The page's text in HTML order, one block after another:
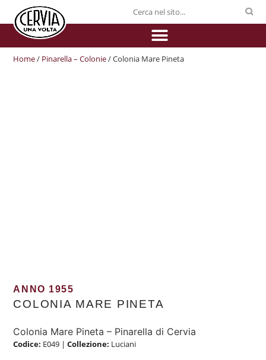
Home/ Pinarella – Colonie/ Colonia Mare Pineta
ANNO 1955
COLONIA MARE PINETA
Colonia Mare Pineta – Pinarella di Cervia
Codice: E049 |Collezione: Luciani